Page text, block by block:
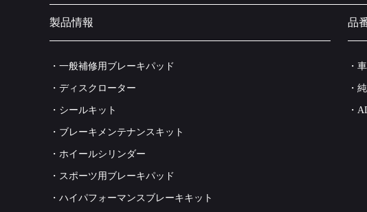
製品情報
・一般補修用ブレーキパッド
・ディスクローター
・シールキット
・ブレーキメンテナンスキット
・ホイールシリンダー
・スポーツ用ブレーキパッド
・ハイパフォーマンスブレーキキット
品
・
・
・